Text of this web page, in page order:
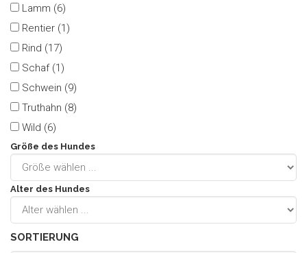
Lamm (6)
Rentier (1)
Rind (17)
Schaf (1)
Schwein (9)
Truthahn (8)
Wild (6)
Größe des Hundes
Alter des Hundes
SORTIERUNG